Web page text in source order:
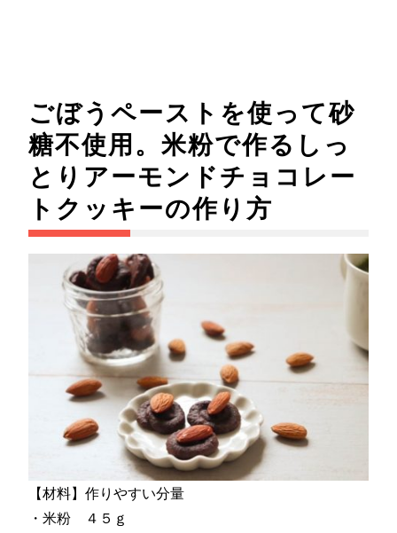
ごぼうペーストを使って砂
糖不使用。米粉で作るしっ
とりアーモンドチョコレー
トクッキーの作り方
【材料】作りやすい分量
・米粉 ４５ｇ